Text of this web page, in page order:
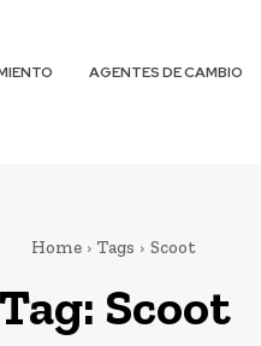
AGENTES DE CAMBIO
Home Tags Scoot
Tag: Scoot